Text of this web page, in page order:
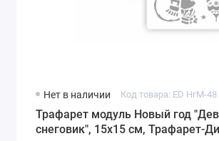
Нет в наличии Код товара: ED НгМ-48
Трафарет модуль Новый год
снеговик", 15х15 см, Трафарет-